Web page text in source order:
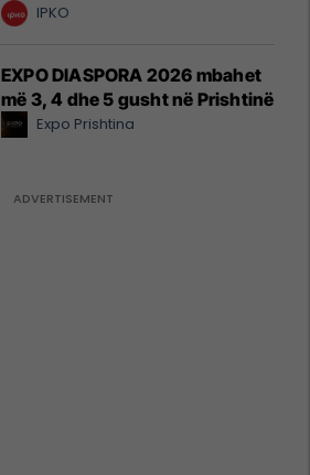
IPKO
EXPO DIASPORA 2026 mbahet
më 3, 4 dhe 5 gusht në Prishtinë
Expo Prishtina